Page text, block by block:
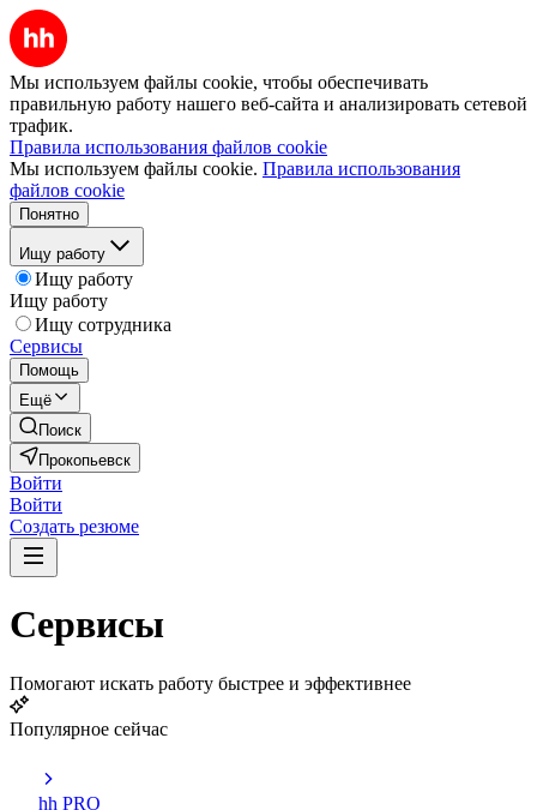
Мы используем файлы cookie, чтобы обеспечивать
правильную работу нашего веб-сайта и анализировать сетевой
трафик.
Правила использования файлов cookie
Мы используем файлы cookie. Правила использования
файлов cookie
Понятно
Ищу работу
Ищу работу
Ищу работу
Ищу сотрудника
Сервисы
Помощь
Ещё
Поиск
Прокопьевск
Войти
Войти
Создать резюме
Сервисы
Помогают искать работу быстрее и эффективнее
Популярное сейчас
hh PRO